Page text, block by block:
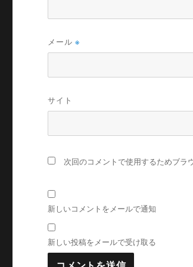
メール※
サイト
次回のコメントで使用するためブラ
新しいコメントをメールで通知
新しい投稿をメールで受け取る